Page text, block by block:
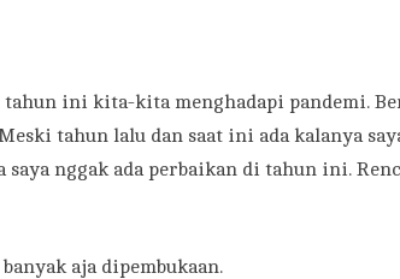
tahun ini kita-kita menghadapi pandemi.
tahun lalu dan saat ini ada kalanya
saya nggak ada perbaikan di tahun ini.
aja dipembukaan.